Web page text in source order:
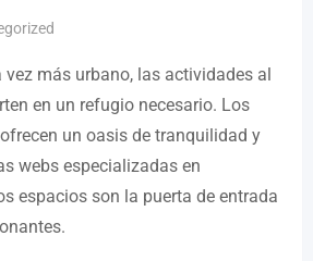
vez más urbano, las actividades al
en un refugio necesario. Los
un oasis de tranquilidad y
webs especializadas en
espacios son la puerta de entrada